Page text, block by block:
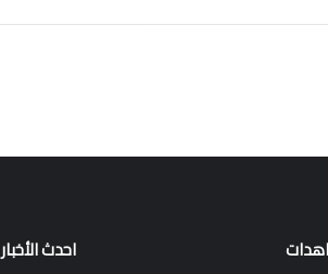
احدث الأخبار